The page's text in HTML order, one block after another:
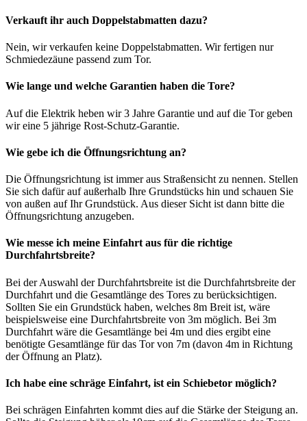
Verkauft ihr auch Doppelstabmatten dazu?
Nein, wir verkaufen keine Doppelstabmatten. Wir fertigen nur
Schmiedezäune passend zum Tor.
Wie lange und welche Garantien haben die Tore?
Auf die Elektrik heben wir 3 Jahre Garantie und auf die Tor geben
wir eine 5 jährige Rost-Schutz-Garantie.
Wie gebe ich die Öffnungsrichtung an?
Die Öffnungsrichtung ist immer aus Straßensicht zu nennen. Stellen
Sie sich dafür auf außerhalb Ihre Grundstücks hin und schauen Sie
von außen auf Ihr Grundstück. Aus dieser Sicht ist dann bitte die
Öffnungsrichtung anzugeben.
Wie messe ich meine Einfahrt aus für die richtige
Durchfahrtsbreite?
Bei der Auswahl der Durchfahrtsbreite ist die Durchfahrtsbreite der
Durchfahrt und die Gesamtlänge des Tores zu berücksichtigen.
Sollten Sie ein Grundstück haben, welches 8m Breit ist, wäre
beispielsweise eine Durchfahrtsbreite von 3m möglich. Bei 3m
Durchfahrt wäre die Gesamtlänge bei 4m und dies ergibt eine
benötigte Gesamtlänge für das Tor von 7m (davon 4m in Richtung
der Öffnung an Platz).
Ich habe eine schräge Einfahrt, ist ein Schiebetor möglich?
Bei schrägen Einfahrten kommt dies auf die Stärke der Steigung an.